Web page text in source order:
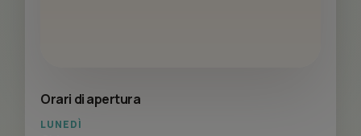
Orari di apertura
LUNEDÌ